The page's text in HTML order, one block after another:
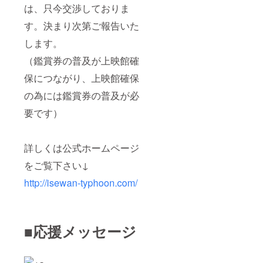
は、只今交渉しておりま
す。決まり次第ご報告いた
します。
（鑑賞券の普及が上映館確
保につながり、上映館確保
の為には鑑賞券の普及が必
要です）
詳しくは公式ホームページ
をご覧下さい↓
http://isewan-typhoon.com/
■応援メッセージ